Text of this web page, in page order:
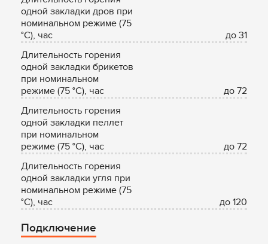
одной закладки дров при
номинальном режиме (75
°С), час
до 31
Длительность горения
одной закладки брикетов
при номинальном
режиме (75 °С), час
до 72
Длительность горения
одной закладки пеллет
при номинальном
режиме (75 °С), час
до 72
Длительность горения
одной закладки угля при
номинальном режиме (75
°С), час
до 120
Подключение